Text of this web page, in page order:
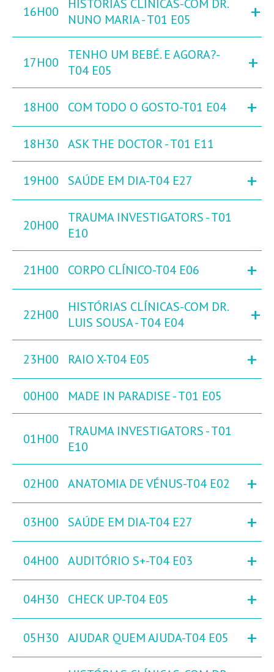
16H00
HISTÓRIAS CLÍNICAS-COM DR.
NUNO MARIA - T01 E05
+
17H00
TENHO UM BEBÉ. E AGORA?-
T04 E05
+
18H00 COM TODO O GOSTO-T01 E04 +
18H30 ASK THE DOCTOR - T01 E11
19H00 SAÚDE EM DIA-T04 E27 +
20H00
TRAUMA INVESTIGATORS - T01
E10
21H00 CORPO CLÍNICO-T04 E06 +
22H00
HISTÓRIAS CLÍNICAS-COM DR.
LUIS SOUSA - T04 E04
+
23H00 RAIO X-T04 E05 +
00H00 MADE IN PARADISE - T01 E05
01H00
TRAUMA INVESTIGATORS - T01
E10
02H00 ANATOMIA DE VÉNUS-T04 E02 +
03H00 SAÚDE EM DIA-T04 E27 +
04H00 AUDITÓRIO S+-T04 E03 +
04H30 CHECK UP-T04 E05 +
05H30 AJUDAR QUEM AJUDA-T04 E05 +